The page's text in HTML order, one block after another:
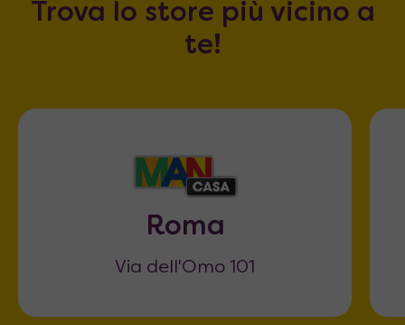
Trova lo store più vicino a
te!
Roma
Via dell'Omo 101